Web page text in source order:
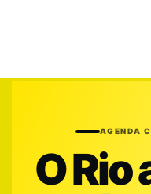
AGENDA
O